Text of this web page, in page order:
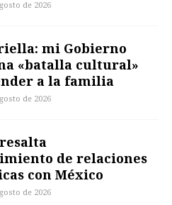
de 2026
mi Gobierno
«batalla cultural»
a la familia
de 2026
de relaciones
con México
de 2026